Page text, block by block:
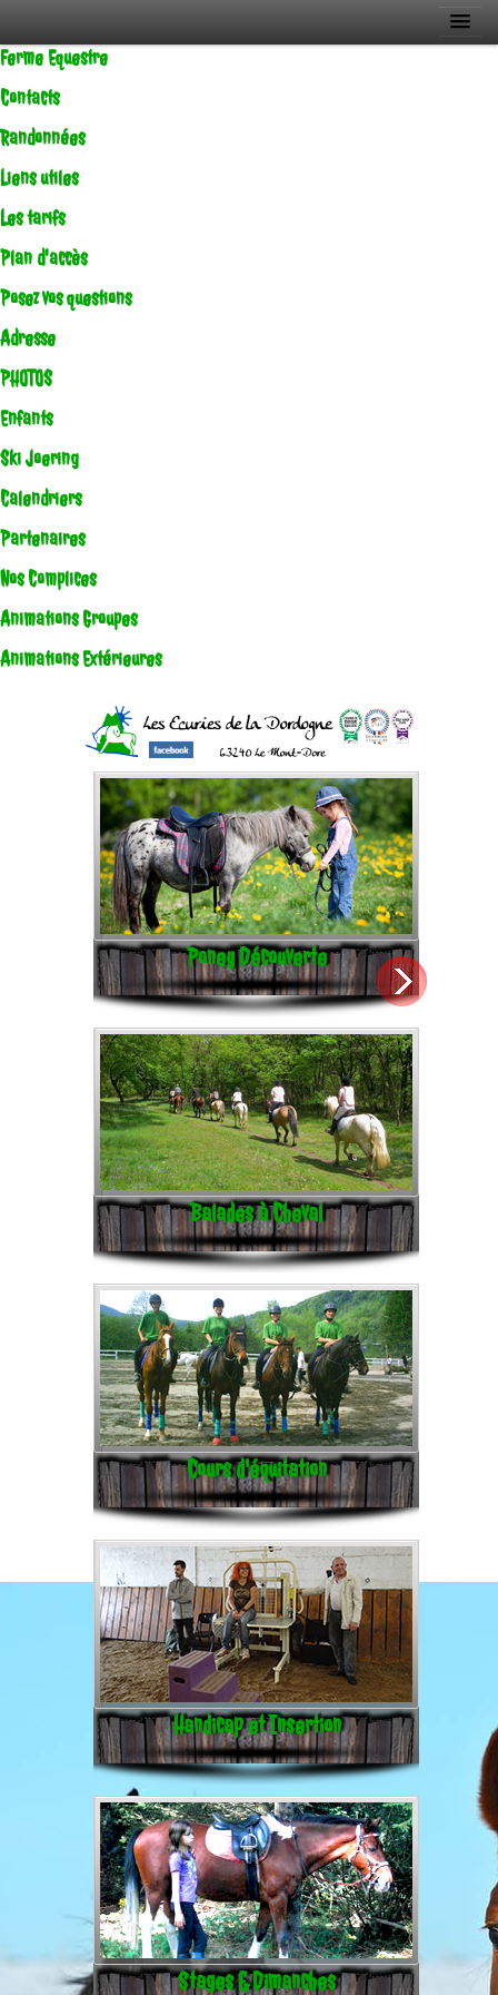
Ferme Equestre
Contacts
Randonnées
Liens utiles
Les tarifs
Plan d'accès
Posez vos questions
Adresse
PHOTOS
Enfants
Ski Joering
Calendriers
Partenaires
Nos Complices
Animations Groupes
Animations Extérieures
Poney Découverte
Balades à Cheval
Cours d'équitation
Handicap et Insertion
Stages & Dimanches